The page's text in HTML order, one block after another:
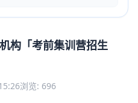
构「考前集训营招生
浏览: 696